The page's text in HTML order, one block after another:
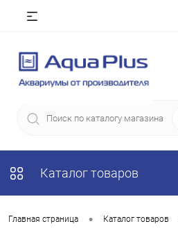
Каталог товаров
Главная страница • Каталог товаров